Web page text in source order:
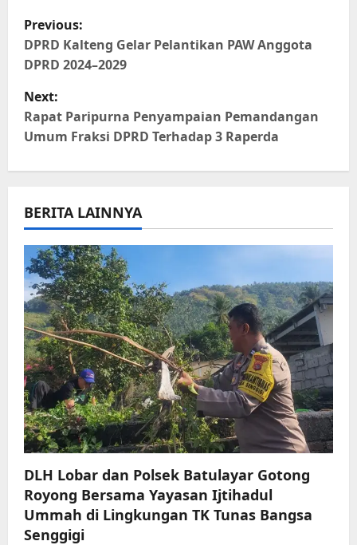
P
o
s
t
n
v
i
g
a
t
i
o
n
Previous:
DPRD Kalteng Gelar Pelantikan PAW Anggota
DPRD 2024–2029
Next:
Rapat Paripurna Penyampaian Pemandangan
Umum Fraksi DPRD Terhadap 3 Raperda
BERITA LAINNYA
DLH Lobar dan Polsek Batulayar Gotong
Royong Bersama Yayasan Ijtihadul
Ummah di Lingkungan TK Tunas Bangsa
Senggigi